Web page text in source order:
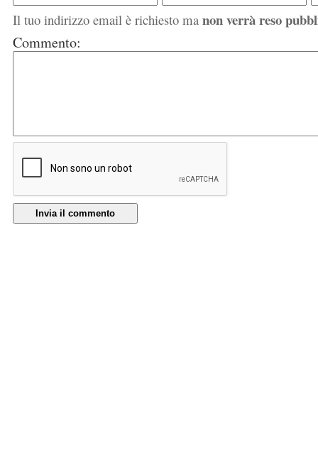
Il tuo indirizzo email è richiesto ma non verrà reso
Commento:
Invia il commento